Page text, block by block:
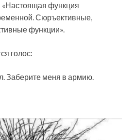
функция
Сюръективные,
функции».
голос:
Заберите меня в армию.